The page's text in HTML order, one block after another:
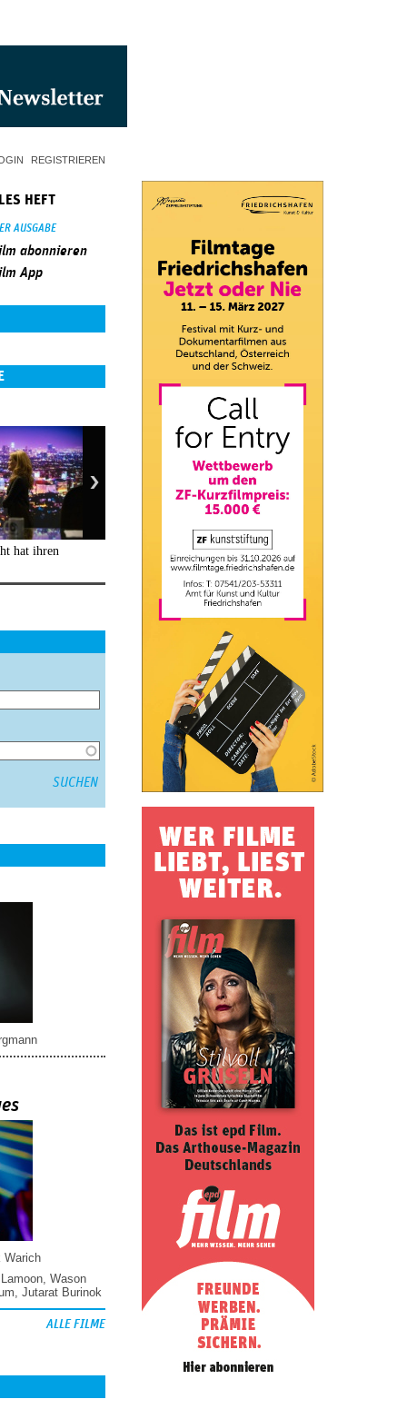
REGISTRIEREN
HEFT
AUSGABE
abonnieren
App
hat ihren
Warich
Wason
Jutarat Burinok
ALLE FILME